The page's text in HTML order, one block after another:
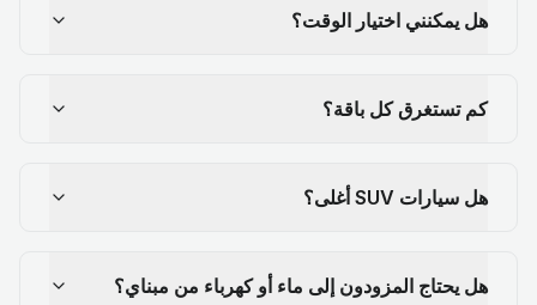
هل يمكنني اختيار الوقت؟
كم تستغرق كل باقة؟
هل سيارات SUV أغلى؟
هل يحتاج المزودون إلى ماء أو كهرباء من مبناي؟